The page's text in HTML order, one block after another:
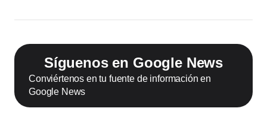
Síguenos en Google News
Conviértenos en tu fuente de información en
Google News